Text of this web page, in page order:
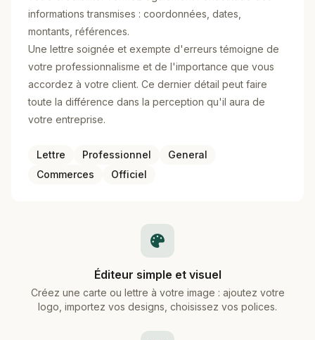
informations transmises : coordonnées, dates,
montants, références.
Une lettre soignée et exempte d'erreurs témoigne de
votre professionnalisme et de l'importance que vous
accordez à votre client. Ce dernier détail peut faire
toute la différence dans la perception qu'il aura de
votre entreprise.
Lettre Professionnel
General
Commerces
Officiel
Éditeur simple et visuel
Créez une carte ou lettre à votre image : ajoutez votre
logo, importez vos designs, choisissez vos polices.